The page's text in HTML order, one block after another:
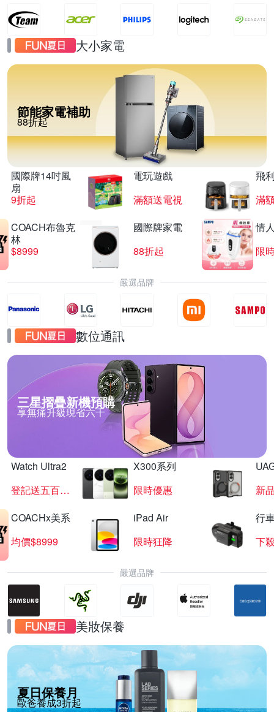
大小家電
節能家電補助
88折起
國際牌14吋風
扇
9折起
電玩遊戲
滿額送電視
飛
滿
COACH布魯克
林
$8999
國際牌家電
88折起
情
限
嚴選品牌
數位通訊
三星摺疊新機預購
享無痛升級現省六千
Watch Ultra2
登記送五百超贈點
X300系列
限時優惠
新
COACHx美系
均價$8999
iPad Air
限時狂降
行
下
嚴選品牌
美妝保養
夏日保養月
歐爸養成3折起